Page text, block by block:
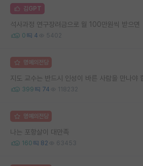
김GPT
석사과정 연구장려금으로 월 100만원씩 받으면
0 4 5402
명예의전당
지도 교수는 반드시 인성이 바른 사람을 만나야
399 74 118232
명예의전당
나는 포항살이 대만족
160 82 63453